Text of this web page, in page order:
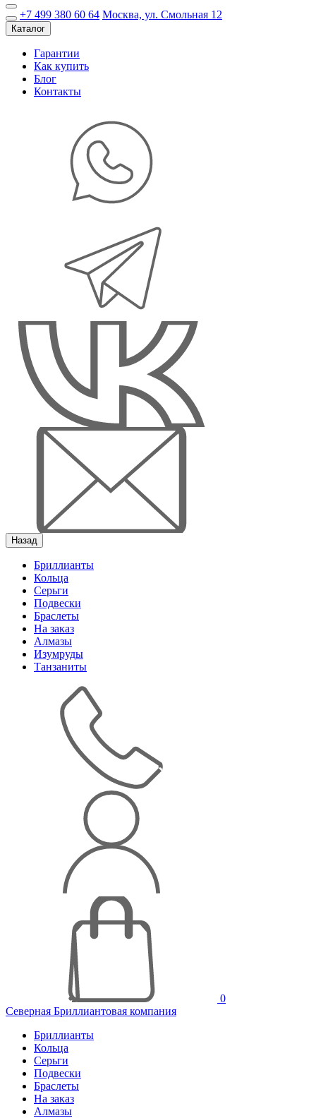
+7 499 380 60 64 Москва, ул. Смольная 12
Каталог
Гарантии
Как купить
Блог
Контакты
Назад
Бриллианты
Кольца
Серьги
Подвески
Браслеты
На заказ
Алмазы
Изумруды
Танзаниты
0
Северная Бриллиантовая компания
Бриллианты
Кольца
Серьги
Подвески
Браслеты
На заказ
Алмазы